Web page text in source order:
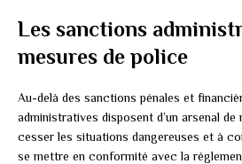
Les sanctions
mesures de police
Au-delà des sanctions pénales et
administratives disposent d’un arsenal
cesser les situations dangereuses et à
se mettre en conformité avec la